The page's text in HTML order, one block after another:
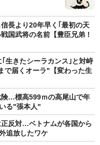
長より20年早く｢最初の天
国武将の名前【豊臣兄弟！
生きたシーラカンス｣と対峙
で届くオーラ"【変わった生
険…標高599ｍの高尾山で年
る"張本人"
反対…ベトナムが各国から
追放したワケ